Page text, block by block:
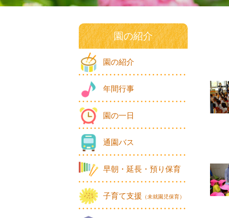
園の紹介
園の紹介
年間行事
園の一日
通園バス
早朝・延長・預り保育
子育て支援 （未就園児保育）